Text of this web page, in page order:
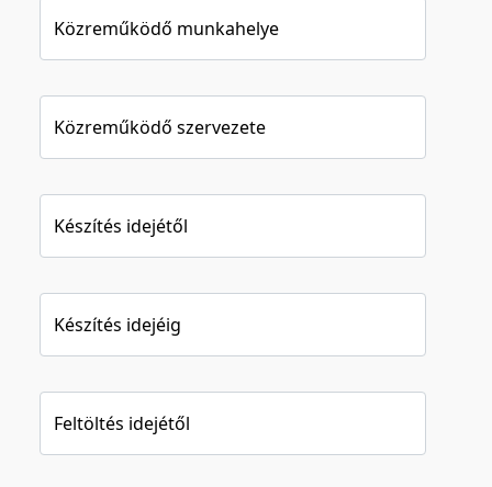
Közreműködő munkahelye
Közreműködő szervezete
Készítés idejétől
Készítés idejéig
Feltöltés idejétől